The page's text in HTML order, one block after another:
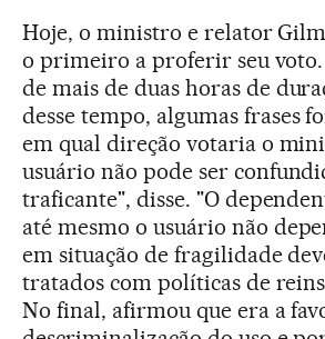
Hoje, o ministro e relator
o primeiro a proferir seu voto.
de mais de duas horas de
desse tempo, algumas frases
em qual direção votaria o
usuário não pode ser
traficante", disse. "O
até mesmo o usuário não
em situação de fragilidade
tratados com políticas de
No final, afirmou que era a